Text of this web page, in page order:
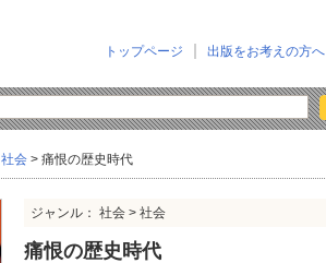
トップページ 出版をお考えの方へ
社会 > 痛恨の歴史時代
ジャンル： 社会 > 社会
痛恨の歴史時代